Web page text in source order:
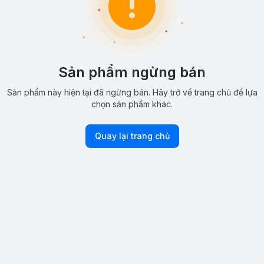
Sản phẩm ngừng bán
Sản phẩm này hiện tại đã ngừng bán. Hãy trở về trang chủ để lựa
chọn sản phẩm khác.
Quay lại trang chủ